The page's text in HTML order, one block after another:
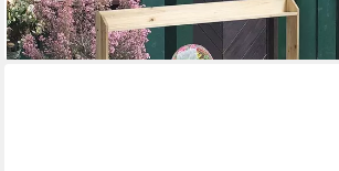
-58%
lieferbar - in 2-3 Werktagen bei dir